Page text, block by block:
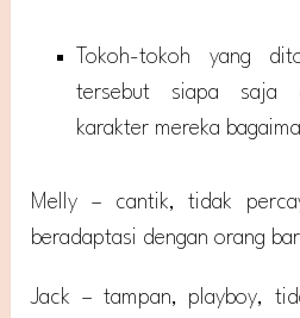
Tokoh-tokoh yang
tersebut siapa saja
karakter mereka
Melly – cantik, tidak
beradaptasi dengan orang
Jack – tampan, playboy,